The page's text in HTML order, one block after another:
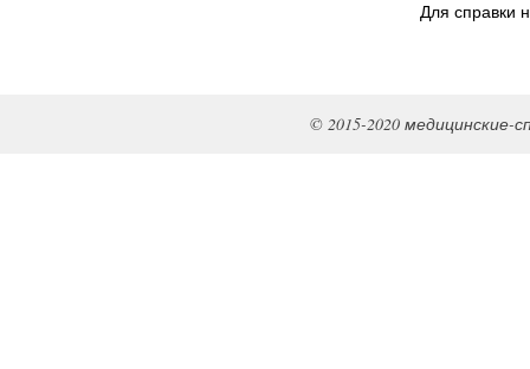
Для справки
© 2015-2020 медицинские-